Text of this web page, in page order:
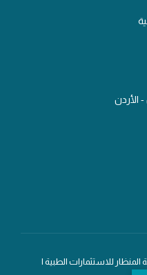
الأردن
محفوظة © 2025 | شركة المنظار للاستثمارات الطبية |